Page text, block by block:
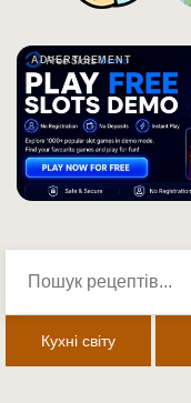
ADVERTISEMENT
Кухні світу